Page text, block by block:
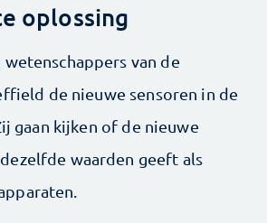
oplossing
wetenschappers van de
de nieuwe sensoren in de
gaan kijken of de nieuwe
waarden geeft als